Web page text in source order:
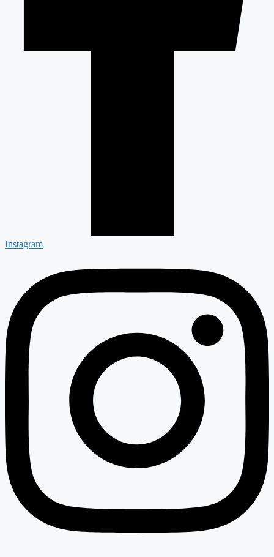
Instagram